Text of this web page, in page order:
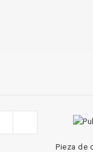
Pieza de